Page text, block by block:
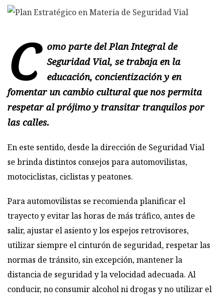
C omo parte del Plan Integral de
Seguridad Vial, se trabaja en la
educación, concientización y en
fomentar un cambio cultural que nos permita
respetar al prójimo y transitar tranquilos por
las calles.
En este sentido, desde la dirección de Seguridad Vial
se brinda distintos consejos para automovilistas,
motociclistas, ciclistas y peatones.
Para automovilistas se recomienda planificar el
trayecto y evitar las horas de más tráfico, antes de
salir, ajustar el asiento y los espejos retrovisores,
utilizar siempre el cinturón de seguridad, respetar las
normas de tránsito, sin excepción, mantener la
distancia de seguridad y la velocidad adecuada. Al
conducir, no consumir alcohol ni drogas y no utilizar el